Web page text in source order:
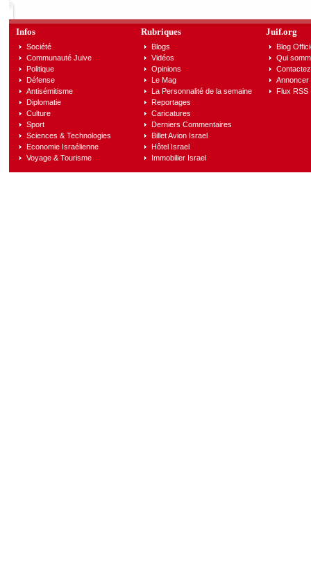
Infos
Société
Communauté Juive
Politique
Défense
Antisémitisme
Diplomatie
Culture
Sport
Sciences & Technologies
Economie Israélienne
Voyage & Tourisme
Rubriques
Blogs
Vidéos
Opinions
Le Mag
La Personnalité de la semaine
Reportages
Caricatures
Derniers Commentaires
Billet Avion Israel
Hôtel Israel
Immobilier Israel
Juif.org
Blog
Qui
Annoncer
Flux RSS